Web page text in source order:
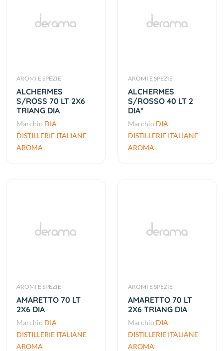
AROMI E SPEZIE
ALCHERMES
S/ROSS 70 LT 2X6
TRIANG DIA
Marchio DIA
DISTILLERIE ITALIANE
AROMA
AROMI E SPEZIE
ALCHERMES
S/ROSSO 40 LT 2
DIA*
Marchio DIA
DISTILLERIE ITALIANE
AROMA
AROMI E SPEZIE
AMARETTO 70 LT
2X6 DIA
Marchio DIA
DISTILLERIE ITALIANE
AROMA
AROMI E SPEZIE
AMARETTO 70 LT
2X6 TRIANG DIA
Marchio DIA
DISTILLERIE ITALIANE
AROMA